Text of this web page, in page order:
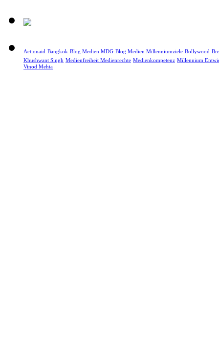
Actionaid Bangkok Blog Medien MDG Blog Medien Millenniumziele Bollywood
Khushwant Singh Medienfreiheit Medienrechte Medienkompetenz Millennium
Vinod Mehta